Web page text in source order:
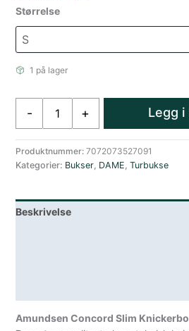
Størrelse
1 på lager
-
Slim
Nikkers
antall
+ Legg i
Produktnummer:7072073527091
Kategorier: Bukser, DAME,Turbukse
Beskrivelse
Amundsen Concord Slim